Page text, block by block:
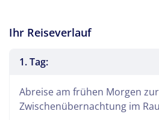
Ihr Reiseverlauf
1. Tag:
Abreise am frühen Morgen zur
Zwischenübernachtung im